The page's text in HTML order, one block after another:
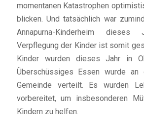
momentanen Katastrophen
blicken. Und tatsächlich war
Annapurna-Kinderheim
Verpflegung der Kinder ist somit
Kinder wurden dieses Jahr in
Überschüssiges Essen wurde
Gemeinde verteilt. Es wurden
vorbereitet, um insbesonderen
Kindern zu helfen.